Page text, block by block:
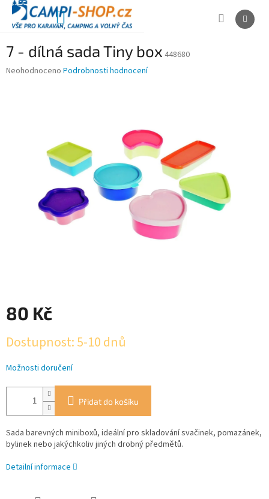
Přejít
obsah
NÁKUPNÍ
7 - dílná sada Tiny box 448680
Průměrné
Neohodnoceno Podrobnosti hodnocení
80 Kč
cena:
Dostupnost: 5-10 dnů
Možnosti doručení
Přidat do košíku
Sada barevných miniboxů, ideální pro skladování svačinek, pomazánek,
bylinek nebo jakýchkoliv jiných drobný předmětů.
Detailní informace